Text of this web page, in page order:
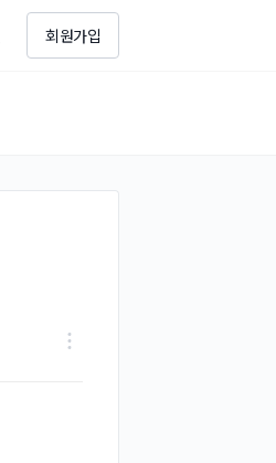
회원가입